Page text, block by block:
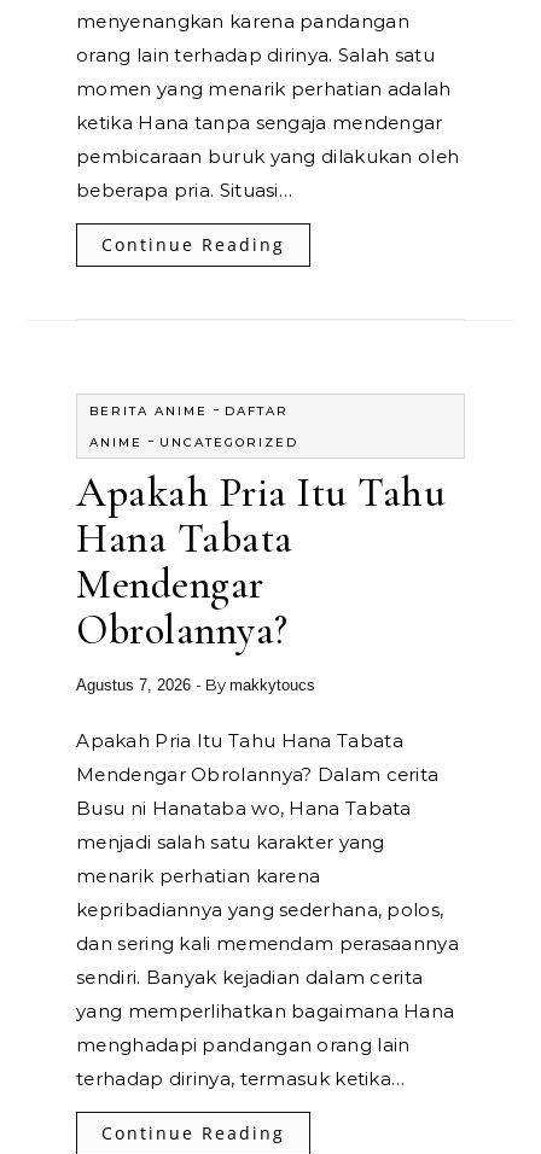
menyenangkan karena pandangan
orang lain terhadap dirinya. Salah satu
momen yang menarik perhatian adalah
ketika Hana tanpa sengaja mendengar
pembicaraan buruk yang dilakukan oleh
beberapa pria. Situasi…
Continue Reading
BERITA ANIME - DAFTAR
ANIME
- UNCATEGORIZED
Apakah Pria Itu Tahu
Hana Tabata
Mendengar
Obrolannya?
Agustus 7, 2026 - Bymakkytoucs
Apakah Pria Itu Tahu Hana Tabata
Mendengar Obrolannya? Dalam cerita
Busu ni Hanataba wo, Hana Tabata
menjadi salah satu karakter yang
menarik perhatian karena
kepribadiannya yang sederhana, polos,
dan sering kali memendam perasaannya
sendiri. Banyak kejadian dalam cerita
yang memperlihatkan bagaimana Hana
menghadapi pandangan orang lain
terhadap dirinya, termasuk ketika…
Continue Reading